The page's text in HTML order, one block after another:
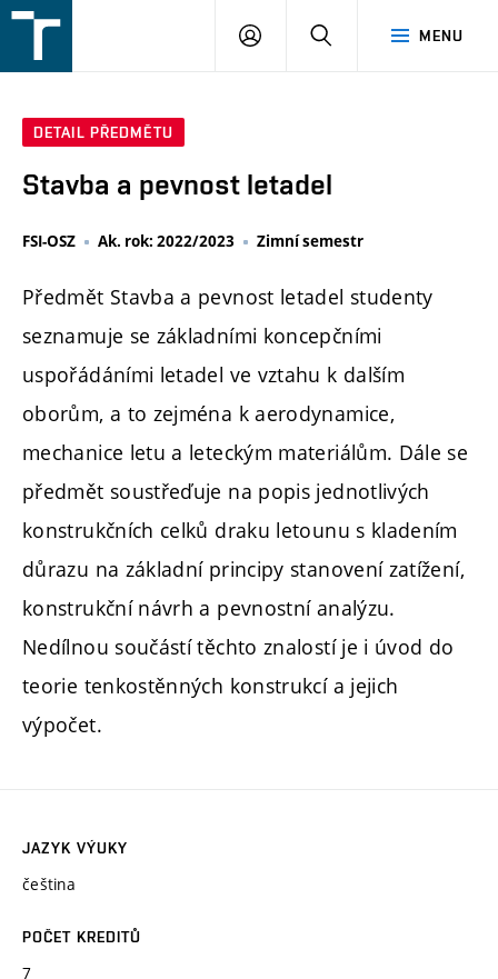
v
MENU
PŘIHLÁŠENÍ
DETAIL PŘEDMĚTU
Stavba a pevnost letadel
FSI-OSZ Ak. rok: 2022/2023 Zimní semestr
Předmět Stavba a pevnost letadel studenty
seznamuje se základními koncepčními
uspořádáními letadel ve vztahu k dalším
oborům, a to zejména k aerodynamice,
mechanice letu a leteckým materiálům. Dále se
předmět soustřeďuje na popis jednotlivých
konstrukčních celků draku letounu s kladením
důrazu na základní principy stanovení zatížení,
konstrukční návrh a pevnostní analýzu.
Nedílnou součástí těchto znalostí je i úvod do
teorie tenkostěnných konstrukcí a jejich
výpočet.
JAZYK VÝUKY
čeština
POČET KREDITŮ
7